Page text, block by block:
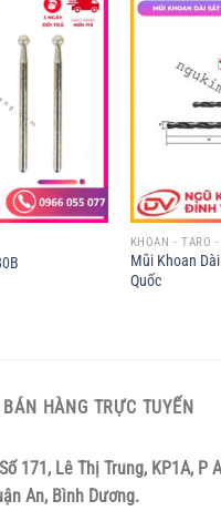
KHOAN - TARO -
Mũi Khoan
Quốc
BÁN HÀNG TRỰC TUYẾN
Số 171, Lê Thị Trung, KP1A, P
An, Bình Dương.